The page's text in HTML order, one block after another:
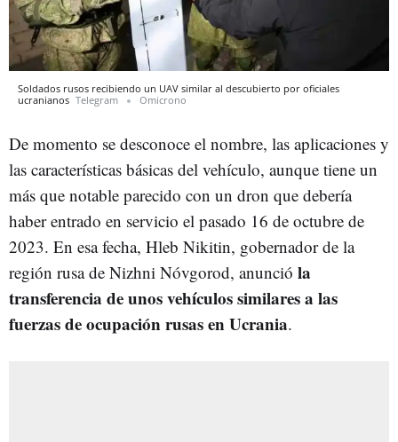
Soldados rusos recibiendo un UAV similar al descubierto por oficiales
ucranianos Telegram Omicrono
De momento se desconoce el nombre, las aplicaciones y
las características básicas del vehículo, aunque tiene un
más que notable parecido con un dron que debería
haber entrado en servicio el pasado 16 de octubre de
2023. En esa fecha, Hleb Nikitin, gobernador de la
región rusa de Nizhni Nóvgorod, anunció la
transferencia de unos vehículos similares a las
fuerzas de ocupación rusas en Ucrania.